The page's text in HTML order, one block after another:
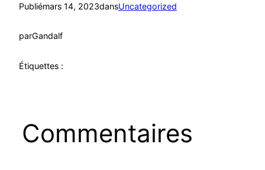
Publiémars 14, 2023dansUncategorized
parGandalf
Étiquettes :
Commentaires